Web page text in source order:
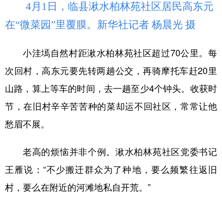
多语种频道
Русский язык 日本語 한국어
Deutsch Português
4月1日，临县湫水柏林苑社区居民高东元
在“微菜园”里覆膜。新华社记者 杨晨光 摄
小洼墕自然村距湫水柏林苑社区超过70公里。每
次回村，高东元要先转两趟公交，再骑摩托车赶20里
山路，算上等车的时间，去一趟至少4个钟头。收获时
节，在旧村辛辛苦苦种的菜却运不回社区，常常让他
愁眉不展。
老高的烦恼并非个例。湫水柏林苑社区党委书记
王雁说：“不少搬迁群众为了种地，要么频繁往返旧
村，要么在附近的河滩地私自开荒。”